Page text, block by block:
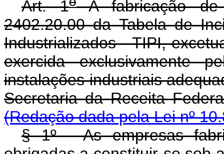
Art. 1 A fabricação de
2402.20.00 da Tabela de
Industrializados - TIPI,
exercida exclusivamente
instalações industriais
Secretaria da Receita
(Redação dada pela Lei nº
§ 1º - As empresas